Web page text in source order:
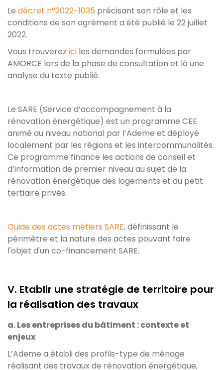
Le décret n°2022-1035 précisant son rôle et les
conditions de son agrément a été publié le 22 juillet
2022.
Vous trouverez ici les demandes formulées par
AMORCE lors de la phase de consultation et là une
analyse du texte publié.
Le SARE (Service d’accompagnement à la
rénovation énergétique) est un programme CEE
animé au niveau national par l’Ademe et déployé
localement par les régions et les intercommunalités.
Ce programme finance les actions de conseil et
d’information de premier niveau au sujet de la
rénovation énergétique des logements et du petit
tertiaire privés.
Guide des actes métiers SARE, définissant le
périmètre et la nature des actes pouvant faire
l'objet d'un co-financement SARE.
V. Etablir une stratégie de territoire pour
la réalisation des travaux
a. Les entreprises du bâtiment : contexte et
enjeux
L’Ademe a établi des profils-type de ménage
réalisant des travaux de rénovation énergétique,